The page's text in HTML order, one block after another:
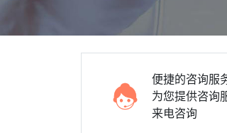
便捷的咨询服
为您提供咨询
来电咨询